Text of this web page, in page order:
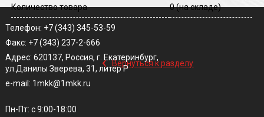
Количество товара 0(на складе)
‹ Вернуться к разделу
Телефон: +7 (343) 345-53-59
Факс: +7 (343) 237-2-666
Адрес: 620137, Россия, г. Екатеринбург,
ул.Данилы Зверева, 31, литер Р
e-mail: 1mkk@1mkk.ru
Пн-Пт: с 9:00-18:00